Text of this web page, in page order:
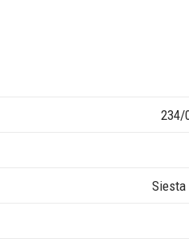
234/
Siesta